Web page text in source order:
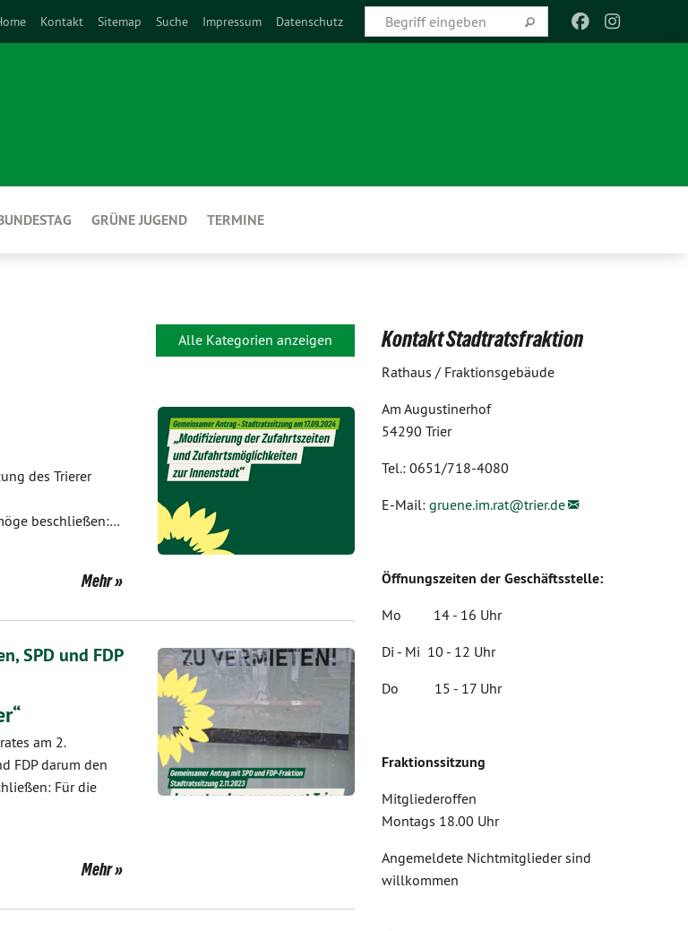
Kontakt Sitemap Suche Impressum Datenschutz
GRÜNE JUGEND TERMINE
Alle Kategorien anzeigen
des Trierer
Mehr
SPD und FDP
am 2.
FDP darum den
Für die
Mehr
Kontakt Stadtratsfraktion
Rathaus / Fraktionsgebäude
Am Augustinerhof
54290 Trier
Tel.: 0651/718-4080
E-Mail: gruene.im.rat@trier.de
Öffnungszeiten der Geschäftsstelle:
Mo 14 - 16 Uhr
Di - Mi 10 - 12 Uhr
Do 15 - 17 Uhr
Fraktionssitzung
Mitgliederoffen
Montags 18.00 Uhr
Angemeldete Nichtmitglieder sind
willkommen